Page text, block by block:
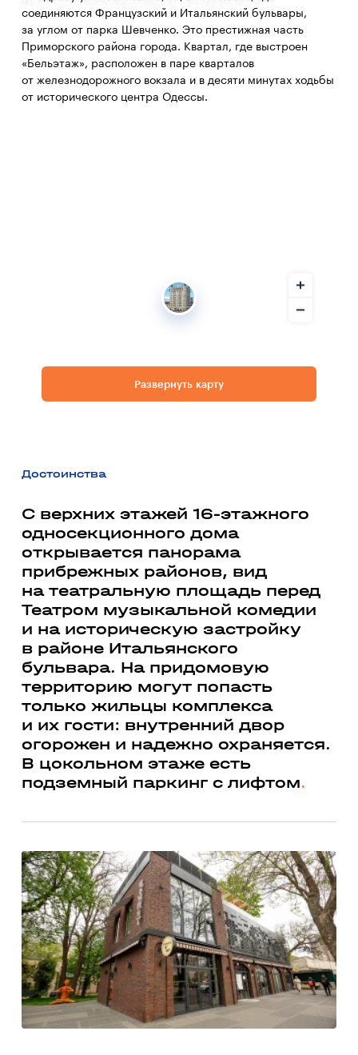
соединяются Французский и Итальянский бульвары,
за углом от парка Шевченко. Это престижная часть
Приморского района города. Квартал, где выстроен
«Бельэтаж», расположен в паре кварталов
от железнодорожного вокзала и в десяти минутах ходьбы
от исторического центра Одессы.
Развернуть карту
Достоинства
С верхних этажей 16-этажного
односекционного дома
открывается панорама
прибрежных районов, вид
на театральную площадь перед
Театром музыкальной комедии
и на историческую застройку
в районе Итальянского
бульвара. На придомовую
территорию могут попасть
только жильцы комплекса
и их гости: внутренний двор
огорожен и надежно охраняется.
В цокольном этаже есть
подземный паркинг с лифтом